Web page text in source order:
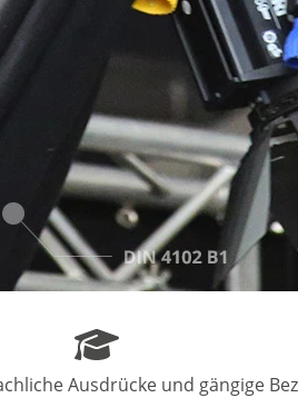
Ausdrücke und gängige